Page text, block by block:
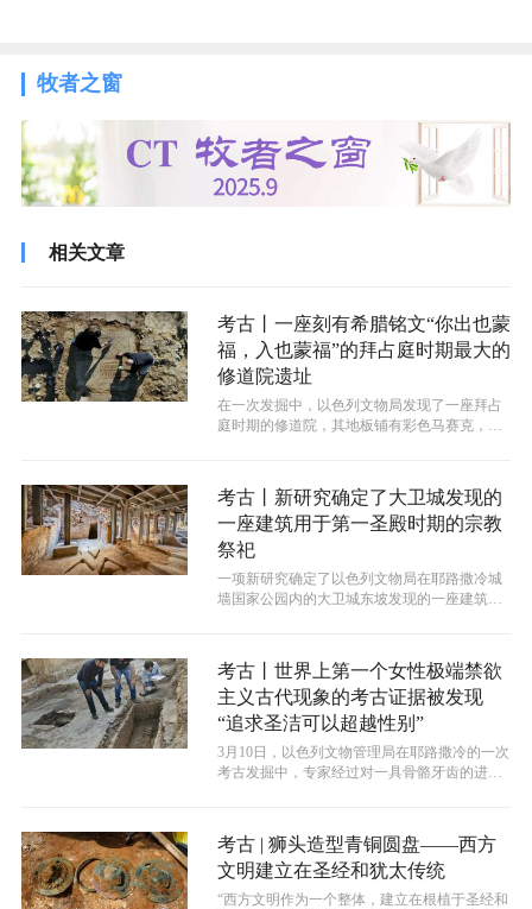
牧者之窗
相关文章
考古丨一座刻有希腊铭文“你出也蒙
福，入也蒙福”的拜占庭时期最大的
修道院遗址
​在一次发掘中，以色列文物局发现了一座拜占
庭时期的修道院，其地板铺有彩色马赛克，并
考古丨新研究确定了大卫城发现的
一座建筑用于第一圣殿时期的宗教
祭祀
一项新研究确定了以色列文物局在耶路撒冷城
墙国家公园内的大卫城东坡发现的一座建筑应
考古丨世界上第一个女性极端禁欲
主义古代现象的考古证据被发现
“追求圣洁可以超越性别”
3月10日，以色列文物管理局在耶路撒冷的一次
考古发掘中，专家经过对一具骨骼牙齿的进一
考古 | 狮头造型青铜圆盘——西方
文明建立在圣经和犹太传统
“西方文明作为一个整体，建立在根植于圣经和